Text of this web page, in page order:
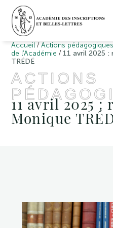
Accueil /Actions pédagogiques
de l'Académie / 11 avril 2025 :
TRÉDÉ
ACTIONS
11 avril 2025 :
Monique